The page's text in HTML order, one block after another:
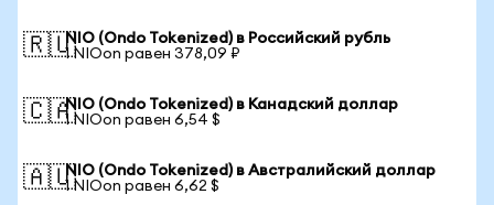
🇷🇺NIO (Ondo Tokenized) в Российский рубль
1 NIOon равен 378,09 ₽
🇨🇦NIO (Ondo Tokenized) в Канадский доллар
1 NIOon равен 6,54 $
🇦🇺NIO (Ondo Tokenized) в Австралийский доллар
1 NIOon равен 6,62 $